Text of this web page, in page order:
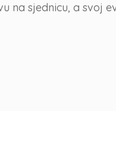
na sjednicu, a svoj